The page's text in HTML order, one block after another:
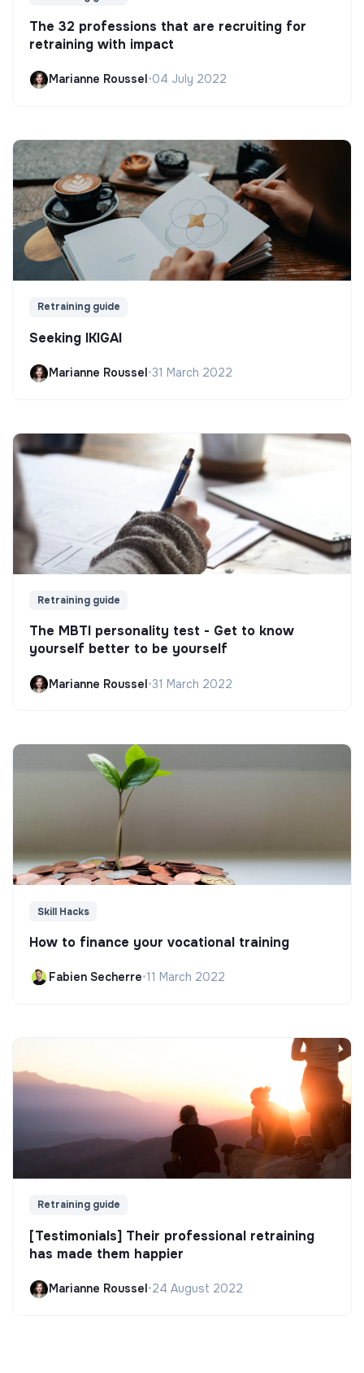
The 32 professions that are recruiting for
retraining with impact
Marianne Roussel •04 July 2022
Retraining guide
Seeking IKIGAI
Marianne Roussel•31 March 2022
Retraining guide
The MBTI personality test - Get to know
yourself better to be yourself
Marianne Roussel•31 March 2022
Skill Hacks
How to finance your vocational training
Fabien Secherre•11 March 2022
Retraining guide
[Testimonials] Their professional retraining
has made them happier
Marianne Roussel•24 August 2022